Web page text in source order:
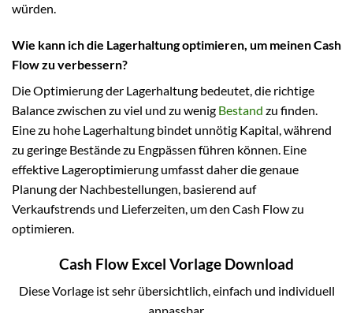
würden.
Wie kann ich die Lagerhaltung optimieren, um meinen Cash
Flow zu verbessern?
Die Optimierung der Lagerhaltung bedeutet, die richtige
Balance zwischen zu viel und zu wenig Bestand zu finden.
Eine zu hohe Lagerhaltung bindet unnötig Kapital, während
zu geringe Bestände zu Engpässen führen können. Eine
effektive Lageroptimierung umfasst daher die genaue
Planung der Nachbestellungen, basierend auf
Verkaufstrends und Lieferzeiten, um den Cash Flow zu
optimieren.
Cash Flow Excel Vorlage Download
Diese Vorlage ist sehr übersichtlich, einfach und individuell